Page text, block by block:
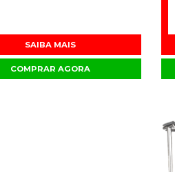
SAIBA MAIS
COMPRAR AGORA